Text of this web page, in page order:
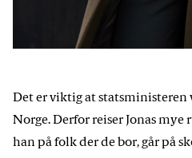
Det er viktig at statsministeren
Norge. Derfor reiser Jonas
han på folk der de bor, går på